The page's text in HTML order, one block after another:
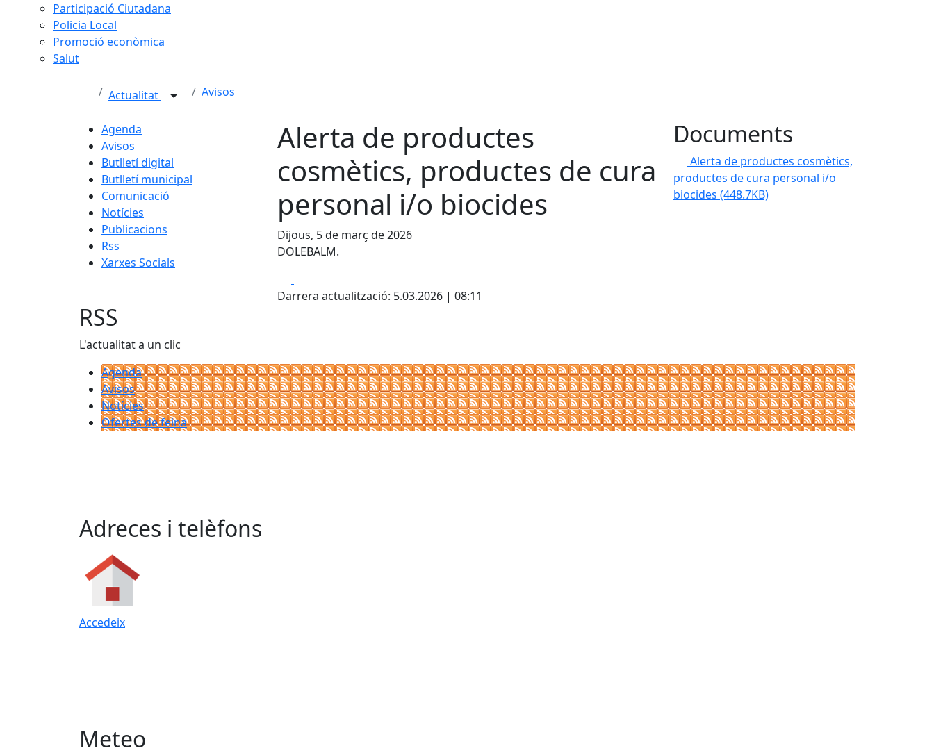
Participació Ciutadana
Policia Local
Promoció econòmica
Salut
Actualitat Avisos
Agenda
Avisos
Butlletí digital
Butlletí municipal
Comunicació
Notícies
Publicacions
Rss
Xarxes Socials
Alerta de productes
cosmètics, productes de cura
personal i/o biocides
Dijous, 5 de març de 2026
DOLEBALM.
Darrera actualització: 5.03.2026 | 08:11
Documents
Alerta de productes cosmètics,
productes de cura personal i/o
biocides (448.7KB)
RSS
L'actualitat a un clic
Agenda
Avisos
Notícies
Ofertes de feina
Adreces i telèfons
Accedeix
Meteo